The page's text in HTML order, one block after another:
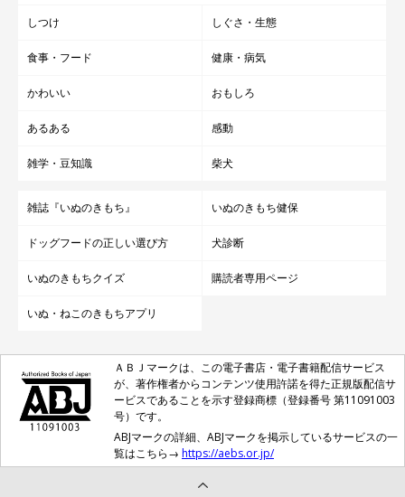
しつけ しぐさ・生態
食事・フード 健康・病気
かわいい おもしろ
あるある 感動
雑学・豆知識 柴犬
雑誌『いぬのきもち』 いぬのきもち健保
ドッグフードの正しい選び方 犬診断
いぬのきもちクイズ 購読者専用ページ
いぬ・ねこのきもちアプリ
ＡＢＪマークは、この電子書店・電子書籍配信サービス
が、著作権者からコンテンツ使用許諾を得た正規版配信サ
ービスであることを示す登録商標（登録番号 第11091003
号）です。
ABJマークの詳細、ABJマークを掲示しているサービスの一
覧はこちら→ https://aebs.or.jp/